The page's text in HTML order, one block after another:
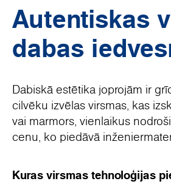
Autentiskas
dabas
Dabiskā estētika joprojām ir
cilvēku izvēlas virsmas, kas
vai marmors, vienlaikus
cenu, ko piedāvā
Kuras virsmas tehnoloģijas